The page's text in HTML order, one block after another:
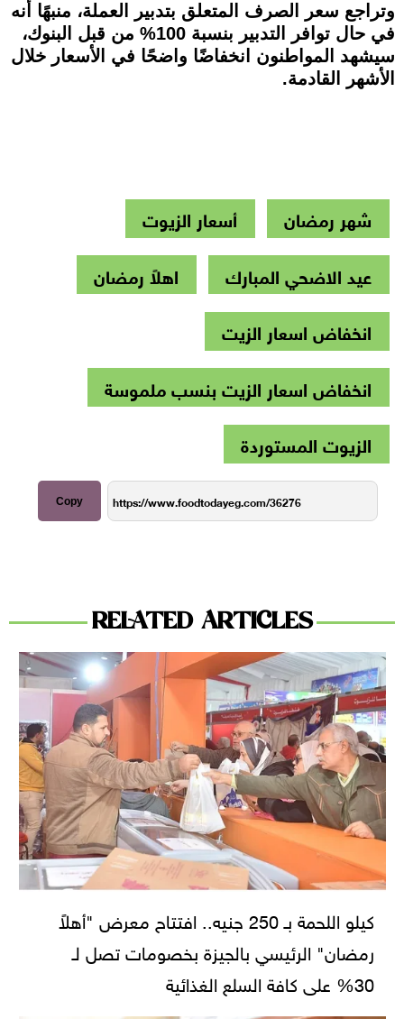
وتراجع سعر الصرف المتعلق بتدبير العملة، منبهًا أنه
في حال توافر التدبير بنسبة 100% من قبل البنوك،
سيشهد المواطنون انخفاضًا واضحًا في الأسعار خلال
الأشهر القادمة.
شهر رمضان
أسعار الزيوت
عيد الاضحي المبارك
اهلاً رمضان
انخفاض اسعار الزيت
انخفاض اسعار الزيت بنسب ملموسة
الزيوت المستوردة
Copy
RELATED ARTICLES
كيلو اللحمة بـ 250 جنيه.. افتتاح معرض "أهلاً
رمضان" الرئيسي بالجيزة بخصومات تصل لـ
30% على كافة السلع الغذائية